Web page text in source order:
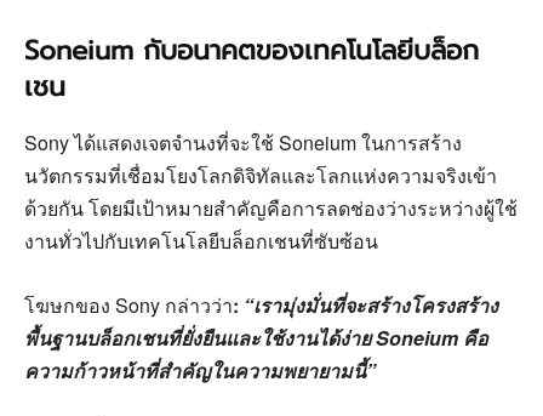
Soneium กับอนาคตของเทคโนโลยีบล็อก
เชน
Sony ได้แสดงเจตจำนงที่จะใช้ Soneium ในการสร้าง
นวัตกรรมที่เชื่อมโยงโลกดิจิทัลและโลกแห่งความจริงเข้า
ด้วยกัน โดยมีเป้าหมายสำคัญคือการลดช่องว่างระหว่างผู้ใช้
งานทั่วไปกับเทคโนโลยีบล็อกเชนที่ซับซ้อน
โฆษกของ Sony กล่าวว่า: “เรามุ่งมั่นที่จะสร้างโครงสร้าง
พื้นฐานบล็อกเชนที่ยั่งยืนและใช้งานได้ง่าย Soneium คือ
ความก้าวหน้าที่สำคัญในความพยายามนี้”